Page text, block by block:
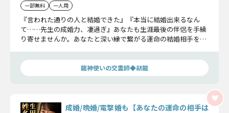
一部無料 一人用
『言われた通りの人と結婚できた』『本当に結婚出来るなん
て……先生の成婚力、凄過ぎ』あなたも生涯最後の伴侶を手繰
り寄せませんか。あなたと深い縁で繋がる運命の結婚相手を特
霊視をぜひご体感ください。
龍神使いの交霊師◆胡龍
成婚/晩婚/電撃婚も【あなたの運命の相手は